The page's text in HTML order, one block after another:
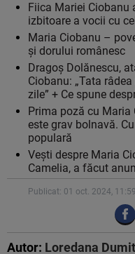
Fiica Mariei Ciobanu
izbitoare a vocii cu
Maria Ciobanu –
și dorului românesc
Dragoș Dolănescu,
Ciobanu: „Tata
zile” + Ce spune
Prima poză cu Maria
este grav bolnavă.
populară
Vești despre Maria
Camelia, a făcut
Publicat: 01 oct. 2024, 11:59
Autor: Loredana